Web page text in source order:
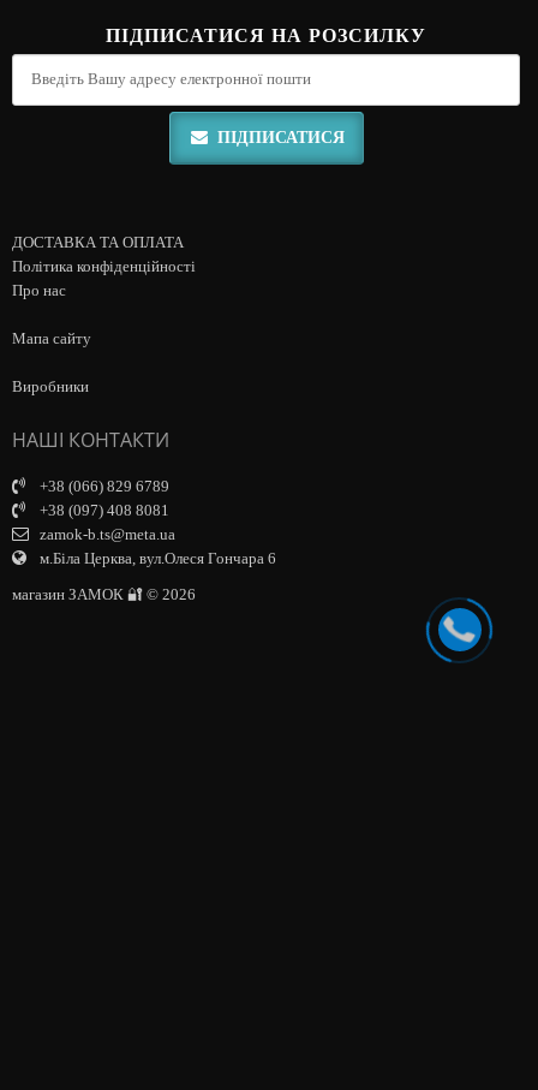
ПІДПИСАТИСЯ НА РОЗСИЛКУ
ПІДПИСАТИСЯ
ДОСТАВКА ТА ОПЛАТА
Політика конфіденційності
Про нас
Мапа сайту
Виробники
НАШІ КОНТАКТИ
+38 (066) 829 6789
+38 (097) 408 8081
zamok-b.ts@meta.ua
м.Біла Церква, вул.Олеся Гончара 6
магазин ЗАМОК 🔐 © 2026